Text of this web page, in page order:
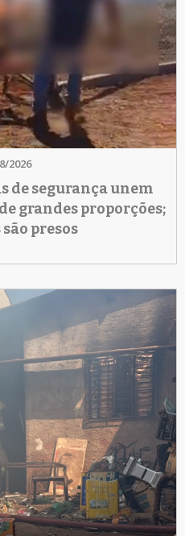
2026
de segurança unem
grandes proporções;
presos